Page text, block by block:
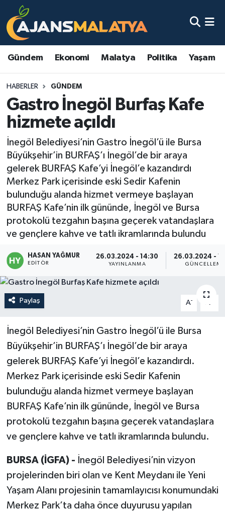
Gündem Ekonomi Malatya Politika Yaşam
HABERLER GÜNDEM
Gastro İnegöl Burfaş Kafe
hizmete açıldı
İnegöl Belediyesi’nin Gastro İnegöl’ü ile Bursa
Büyükşehir’in BURFAŞ’ı İnegöl’de bir araya
gelerek BURFAŞ Kafe’yi İnegöl’e kazandırdı
Merkez Park içerisinde eski Sedir Kafenin
bulunduğu alanda hizmet vermeye başlayan
BURFAŞ Kafe’nin ilk gününde, İnegöl ve Bursa
protokolü tezgahın başına geçerek vatandaşlara
ve gençlere kahve ve tatlı ikramlarında bulundu
HASAN YAĞMUR
EDITÖR
26.03.2024 - 14:30
YAYINLANMA
26.03.2024 -
GÜNCELLEME
Paylaş A- A
İnegöl Belediyesi’nin Gastro İnegöl’ü ile Bursa
Büyükşehir’in BURFAŞ’ı İnegöl’de bir araya
gelerek BURFAŞ Kafe’yi İnegöl’e kazandırdı.
Merkez Park içerisinde eski Sedir Kafenin
bulunduğu alanda hizmet vermeye başlayan
BURFAŞ Kafe’nin ilk gününde, İnegöl ve Bursa
protokolü tezgahın başına geçerek vatandaşlara
ve gençlere kahve ve tatlı ikramlarında bulundu.
BURSA (İGFA) - İnegöl Belediyesi’nin vizyon
projelerinden biri olan ve Kent Meydanı ile Yeni
Yaşam Alanı projesinin tamamlayıcısı konumundaki
Merkez Park’ta daha önce duyurusu yapılan
Asayiş
Eğitim
Ekonomi
Gündem
Kadın
Kültür & Sanat
Magazin
Spor
Yaşam
Malatya Nöbetçi Eczaneler
Malatya Namaz Vakitleri
Malatya Trafik Yoğunluk Haritası
TFF 3.Lig 2.Grup Puan Durumu ve Fikstür
Tüm Manşetler
Son Dakika Haberleri
Haber Arşivi